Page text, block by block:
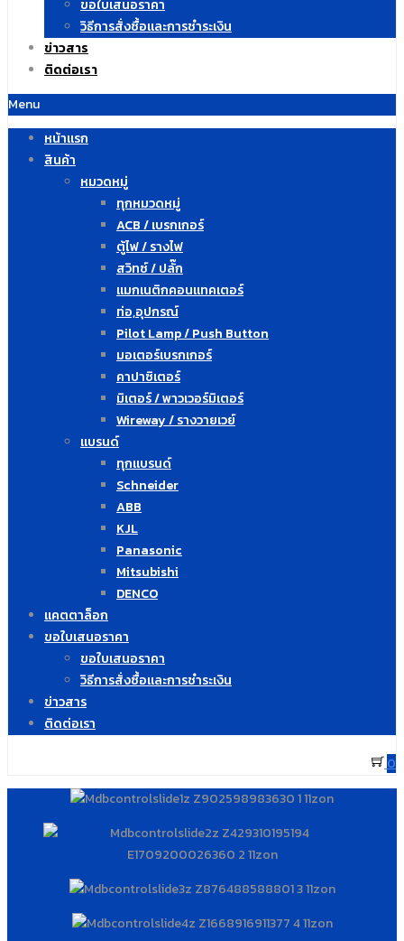
ขอใบเสนอราคา
วิธีการสั่งซื้อและการชำระเงิน
ข่าวสาร
ติดต่อเรา
Menu
หน้าแรก
สินค้า
หมวดหมู่
ทุกหมวดหมู่
ACB / เบรกเกอร์
ตู้ไฟ / รางไฟ
สวิทซ์ / ปลั๊ก
แมกเนติกคอนแทคเตอร์
ท่อ,อุปกรณ์
Pilot Lamp / Push Button
มอเตอร์เบรกเกอร์
คาปาซิเตอร์
มิเตอร์ / พาวเวอร์มิเตอร์
Wireway / รางวายเวย์
แบรนด์
ทุกแบรนด์
Schneider
ABB
KJL
Panasonic
Mitsubishi
DENCO
แคตตาล็อก
ขอใบเสนอราคา
ขอใบเสนอราคา
วิธีการสั่งซื้อและการชำระเงิน
ข่าวสาร
ติดต่อเรา
0